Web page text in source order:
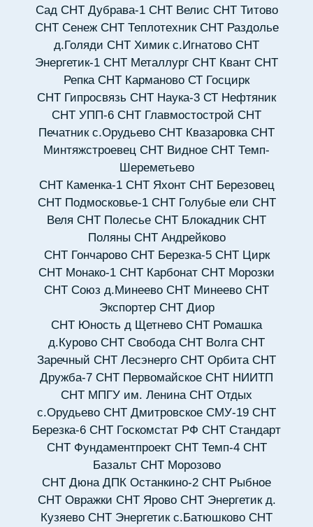
Сад СНТ Дубрава-1 СНТ Велис СНТ Титово
СНТ Сенеж СНТ Теплотехник СНТ Раздолье
д.Голяди СНТ Химик с.Игнатово СНТ
Энергетик-1 СНТ Металлург СНТ Квант СНТ
Репка СНТ Карманово СТ Госцирк
СНТ Гипросвязь СНТ Наука-3 СТ Нефтяник
СНТ УПП-6 СНТ Главмостострой СНТ
Печатник с.Орудьево СНТ Квазаровка СНТ
Минтяжстроевец СНТ Видное СНТ Темп-
Шереметьево
СНТ Каменка-1 СНТ Яхонт СНТ Березовец
СНТ Подмосковье-1 СНТ Голубые ели СНТ
Веля СНТ Полесье СНТ Блокадник СНТ
Поляны СНТ Андрейково
СНТ Гончарово СНТ Березка-5 СНТ Цирк
СНТ Монако-1 СНТ Карбонат СНТ Морозки
СНТ Союз д.Минеево СНТ Минеево СНТ
Экспортер СНТ Диор
СНТ Юность д Щетнево СНТ Ромашка
д.Курово СНТ Свобода СНТ Волга СНТ
Заречный СНТ Лесэнерго СНТ Орбита СНТ
Дружба-7 СНТ Первомайское СНТ НИИТП
СНТ МПГУ им. Ленина СНТ Отдых
с.Орудьево СНТ Дмитровское СМУ-19 СНТ
Березка-6 СНТ Госкомстат РФ СНТ Стандарт
СНТ Фундаментпроект СНТ Темп-4 СНТ
Базальт СНТ Морозово
СНТ Дюна ДПК Останкино-2 СНТ Рыбное
СНТ Овражки СНТ Ярово СНТ Энергетик д.
Кузяево СНТ Энергетик с.Батюшково СНТ